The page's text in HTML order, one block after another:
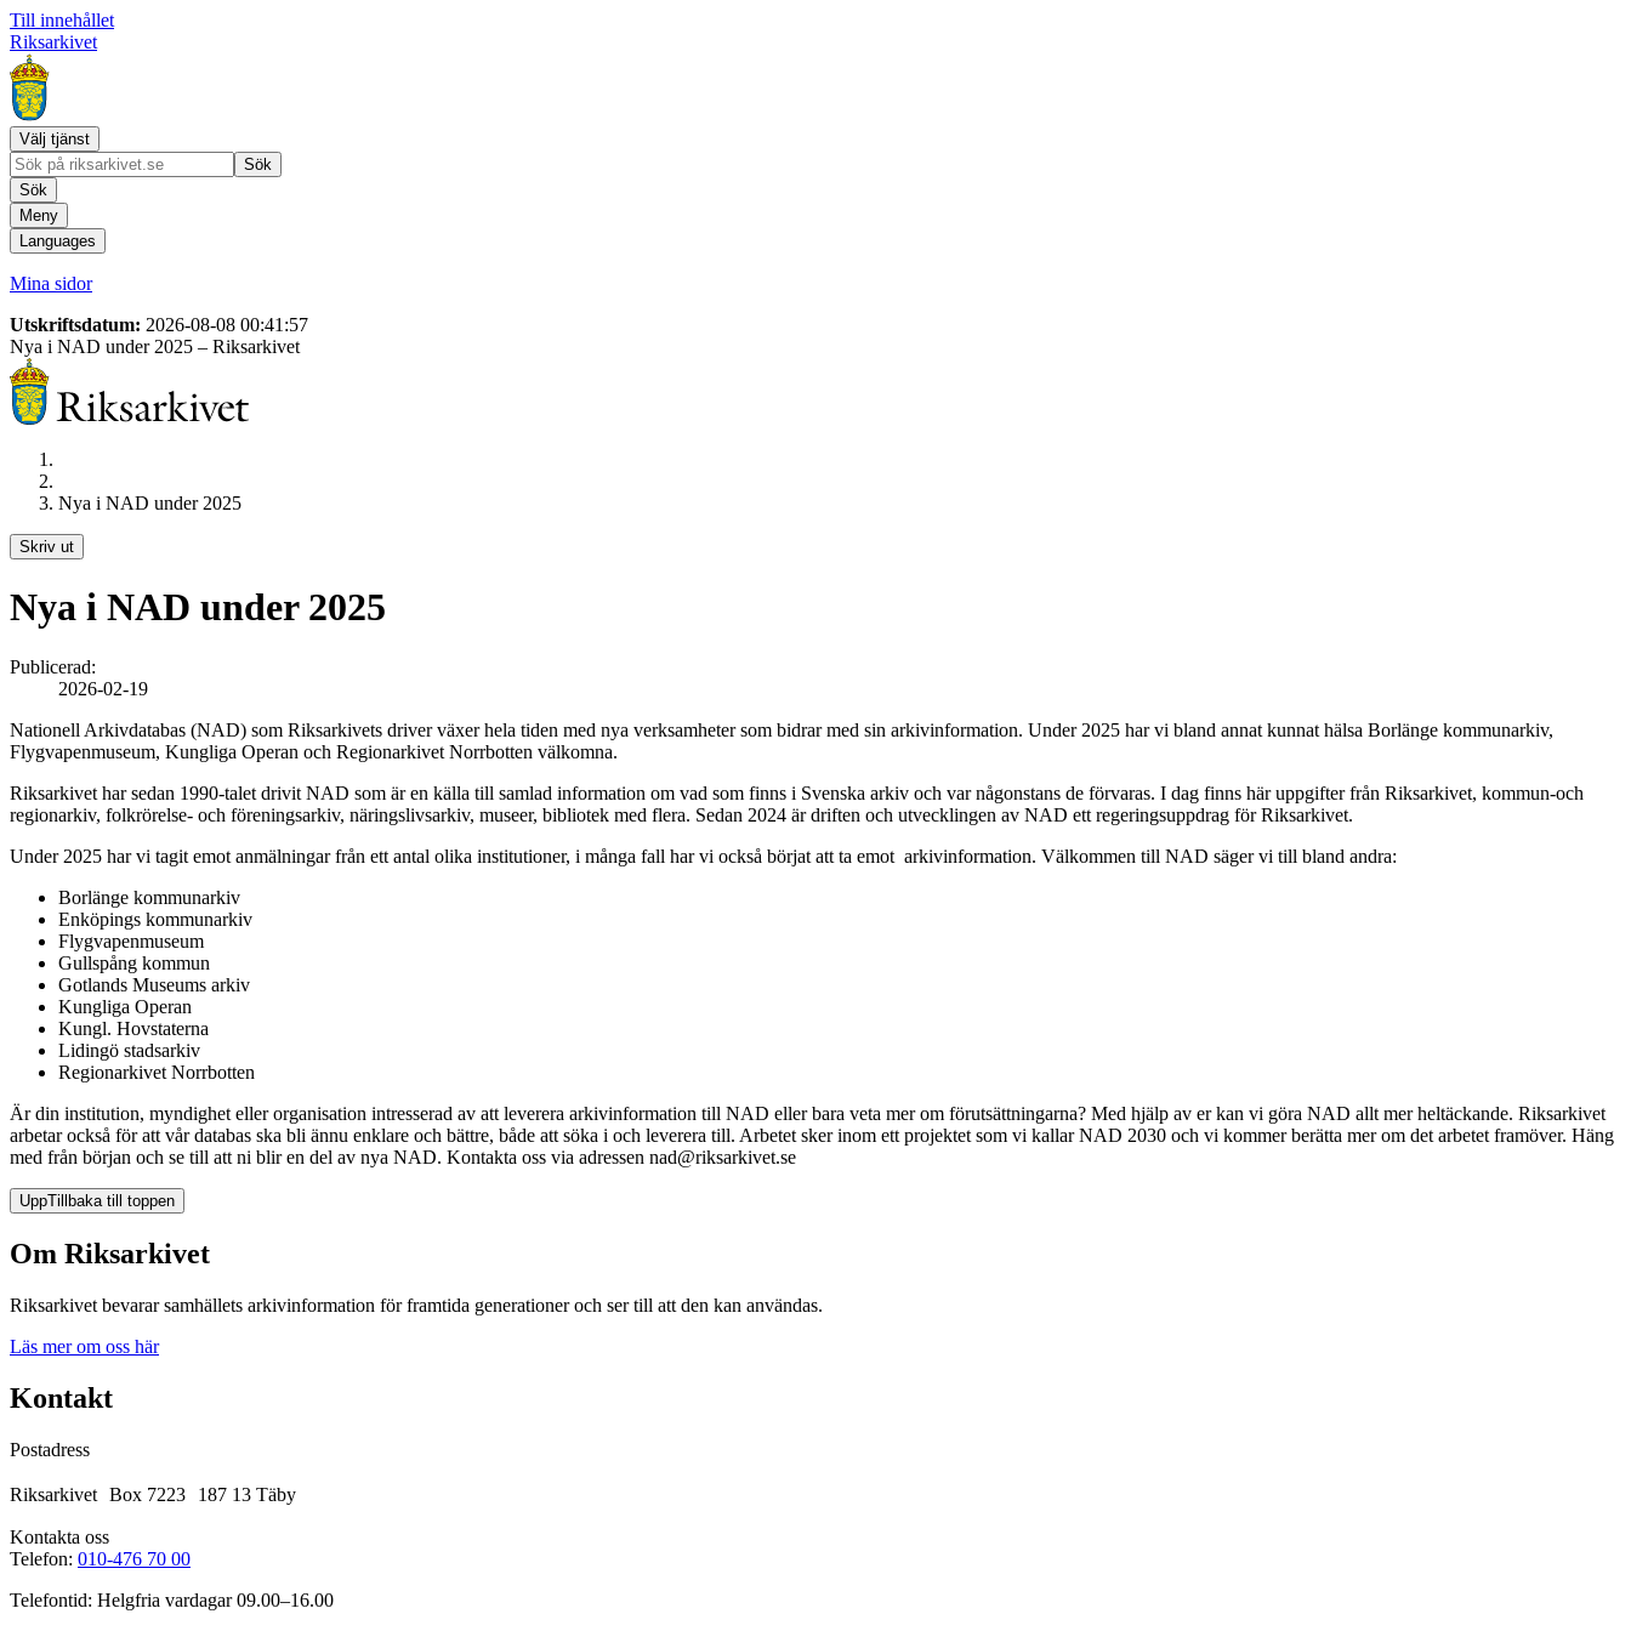
Till innehållet
Riksarkivet
Välj tjänst
Sök
Sök
Meny
Languages
Mina sidor
Utskriftsdatum: 2026-08-08 00:41:57
Nya i NAD under 2025 – Riksarkivet
Nya i NAD under 2025
Skriv ut
Nya i NAD under 2025
Publicerad:
2026-02-19
Nationell Arkivdatabas (NAD) som Riksarkivets driver växer hela tiden med nya verksamheter som bidrar med sin arkivinformation. Under 2025 har vi bland annat kunnat hälsa Borlänge kommunarkiv,
Flygvapenmuseum, Kungliga Operan och Regionarkivet Norrbotten välkomna.
Riksarkivet har sedan 1990-talet drivit NAD som är en källa till samlad information om vad som finns i Svenska arkiv och var någonstans de förvaras. I dag finns här uppgifter från Riksarkivet, kommun-och
regionarkiv, folkrörelse- och föreningsarkiv, näringslivsarkiv, museer, bibliotek med flera. Sedan 2024 är driften och utvecklingen av NAD ett regeringsuppdrag för Riksarkivet.
Under 2025 har vi tagit emot anmälningar från ett antal olika institutioner, i många fall har vi också börjat att ta emot arkivinformation. Välkommen till NAD säger vi till bland andra:
Borlänge kommunarkiv
Enköpings kommunarkiv
Flygvapenmuseum
Gullspång kommun
Gotlands Museums arkiv
Kungliga Operan
Kungl. Hovstaterna
Lidingö stadsarkiv
Regionarkivet Norrbotten
Är din institution, myndighet eller organisation intresserad av att leverera arkivinformation till NAD eller bara veta mer om förutsättningarna? Med hjälp av er kan vi göra NAD allt mer heltäckande. Riksarkivet
arbetar också för att vår databas ska bli ännu enklare och bättre, både att söka i och leverera till. Arbetet sker inom ett projektet som vi kallar NAD 2030 och vi kommer berätta mer om det arbetet framöver. Häng
med från början och se till att ni blir en del av nya NAD. Kontakta oss via adressen nad@riksarkivet.se
UppTillbaka till toppen
Om Riksarkivet
Riksarkivet bevarar samhällets arkivinformation för framtida generationer och ser till att den kan användas.
Läs mer om oss här
Kontakt
Postadress
Riksarkivet Box 7223 187 13 Täby
Kontakta oss
Telefon: 010-476 70 00
Telefontid: Helgfria vardagar 09.00–16.00